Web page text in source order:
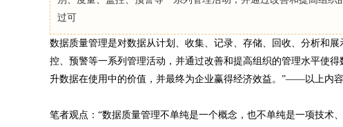
过可
数据质量管理是对数据从计划、收集、记录、存储、回收、分析和
控、预警等一系列管理活动，并通过改善和提高组织的管理水平使
升数据在使用中的价值，并最终为企业赢得经济效益。”——以上内容
笔者观点：“数据质量管理不单纯是一个概念，也不单纯是一项技